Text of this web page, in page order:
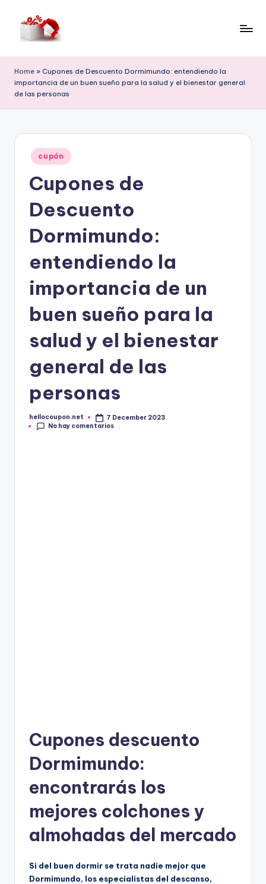
Saltar
e
ll
o
c
Home » Cupones de Descuento Dormimundo: entendiendo la
importancia de un buen sueño para la salud y el bienestar general
de las personas
Publicado
en
cupón
Cupones de
Descuento
Dormimundo:
entendiendo la
importancia de un
buen sueño para la
salud y el bienestar
general de las
personas
Publicado
por
hellocoupon.net
7 December 2023
No hay comentarios
Cupones descuento
Dormimundo:
encontrarás los
mejores colchones y
almohadas del mercado
Si del buen dormir se trata nadie mejor que
Dormimundo, los especialistas del descanso,